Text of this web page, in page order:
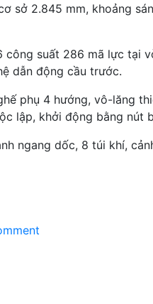
sở 2.845 mm, khoảng
suất 286 mã lực
dẫn động cầu trước.
phụ 4 hướng, vô-lăng
lập, khởi động bằng nút
ngang dốc, 8 túi khí,